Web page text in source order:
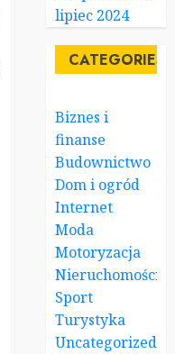
lipiec 2024
CATEGORIES
Biznes i
finanse
Budownictwo
Dom i ogród
Internet
Moda
Motoryzacja
Nieruchomości
Sport
Turystyka
Uncategorized